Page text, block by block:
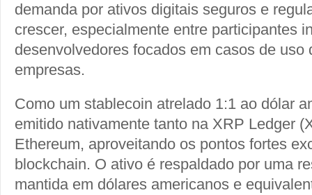
demanda por ativos digitais seguros e
crescer, especialmente entre participantes
desenvolvedores focados em casos de uso
empresas.
Como um stablecoin atrelado 1:1 ao dólar
emitido nativamente tanto na XRP Ledger
Ethereum, aproveitando os pontos fortes
blockchain. O ativo é respaldado por uma
mantida em dólares americanos e